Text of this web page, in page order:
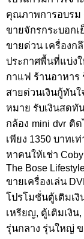
คุณภาพการอบรม
ขายจักรกระบอกเ
ขายด่วน เครื่องก
ประกาศพื้นที่แบ่ง
กาแฟ ร้านอาหาร
สายด่วนเงินกู้ทัน
หมาย รับเงินสดทั
กล้อง mini dvr ติ
เพียง 1350 บาทเ
หาคนให้เช่า
The Bose
ขายเครื่องเล่น
โปรโมชั่นตู้เติม
เหรียญ, ตู้เติมเงิ
รุ่นกลาง รุ่นใหญ่ ข